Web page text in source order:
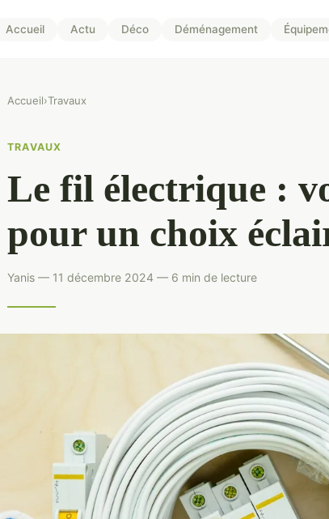
Accueil Actu Déco Déménagement
Accueil›Travaux
TRAVAUX
Le fil électrique :
pour un choix
Yanis — 11 décembre 2024 — 6 min de lecture